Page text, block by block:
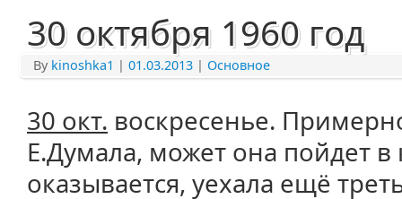
30 октября 1960 год
By kinoshka1 | 01.03.2013 | Основное
30 окт. воскресенье.
Е.Думала, может она пойдет
оказывается, уехала ещё